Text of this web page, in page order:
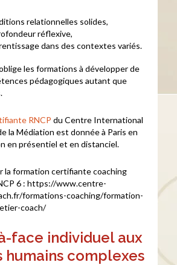
relationnelles solides,
réflexive,
dans des contextes variés.
les formations à développer de
pédagogiques autant que
RNCP du Centre International
la Médiation est donnée à Paris en
en présentiel et en distanciel.
la formation certifiante coaching
6 : https://www.centre-
formations-coaching/formation-
coach/
face individuel aux
humains complexes